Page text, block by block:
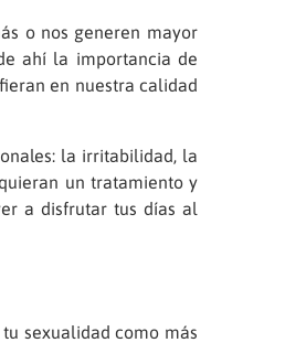
o nos generen mayor
ahí la importancia de
en nuestra calidad
la irritabilidad, la
un tratamiento y
a disfrutar tus días al
sexualidad como más